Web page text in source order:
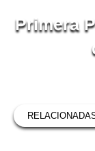
Primera